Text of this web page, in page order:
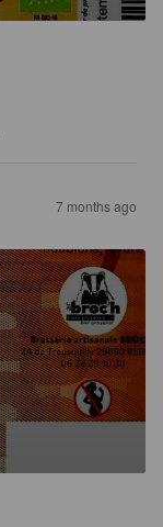
7 months ago